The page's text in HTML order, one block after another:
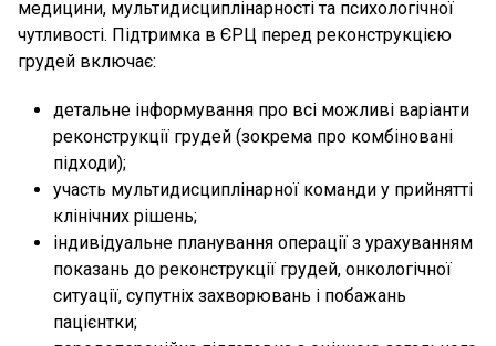
медицини, мультидисциплінарності та психологічної
чутливості. Підтримка в ЄРЦ перед реконструкцією
грудей включає:
детальне інформування про всі можливі варіанти
реконструкції грудей (зокрема про комбіновані
підходи);
участь мультидисциплінарної команди у прийнятті
клінічних рішень;
індивідуальне планування операції з урахуванням
показань до реконструкції грудей, онкологічної
ситуації, супутніх захворювань і побажань
пацієнтки;